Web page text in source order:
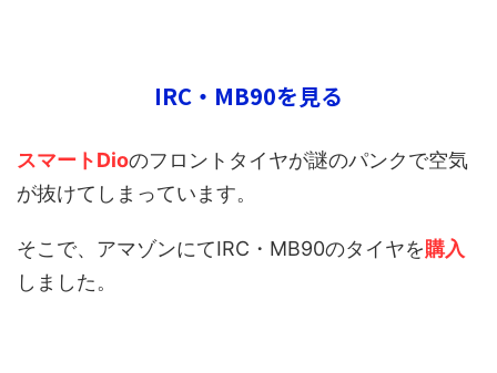
IRC・MB90を見る
スマートDioのフロントタイヤが謎のパンクで空気
が抜けてしまっています。
そこで、アマゾンにてIRC・MB90のタイヤを購入
しました。